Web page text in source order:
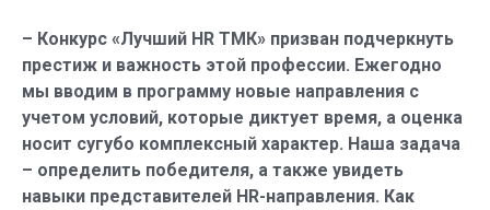
– Конкурс «Лучший HR ТМК» призван подчеркнуть
престиж и важность этой профессии. Ежегодно
мы вводим в программу новые направления с
учетом условий, которые диктует время, а оценка
носит сугубо комплексный характер. Наша задача
– определить победителя, а также увидеть
навыки представителей HR-направления. Как